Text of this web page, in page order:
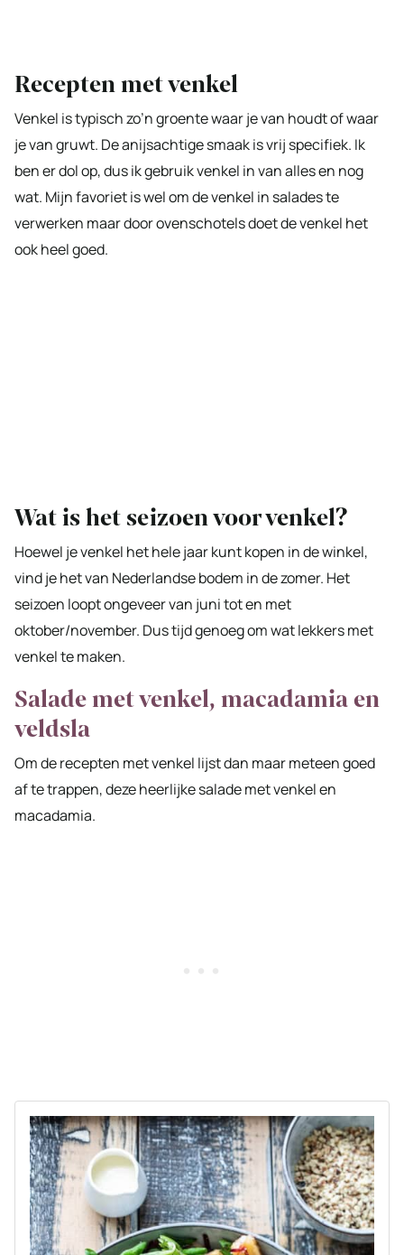
Recepten met venkel
Venkel is typisch zo’n groente waar je van houdt of waar
je van gruwt. De anijsachtige smaak is vrij specifiek. Ik
ben er dol op, dus ik gebruik venkel in van alles en nog
wat. Mijn favoriet is wel om de venkel in salades te
verwerken maar door ovenschotels doet de venkel het
ook heel goed.
Wat is het seizoen voor venkel?
Hoewel je venkel het hele jaar kunt kopen in de winkel,
vind je het van Nederlandse bodem in de zomer. Het
seizoen loopt ongeveer van juni tot en met
oktober/november. Dus tijd genoeg om wat lekkers met
venkel te maken.
Salade met venkel, macadamia en
veldsla
Om de recepten met venkel lijst dan maar meteen goed
af te trappen, deze heerlijke salade met venkel en
macadamia.